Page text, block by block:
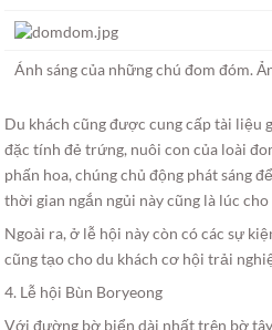
Ánh sáng của những chú đom đóm.
Du khách cũng được cung cấp tài liệu
đặc tính đẻ trứng, nuôi con của loài
phấn hoa, chúng chủ động phát sáng
thời gian ngắn ngủi này cũng là lúc
Ngoài ra, ở lễ hội này còn có các sự
cũng tạo cho du khách cơ hội trải
4. Lễ hội Bùn Boryeong
Với đường bờ biển dài nhất trên bờ